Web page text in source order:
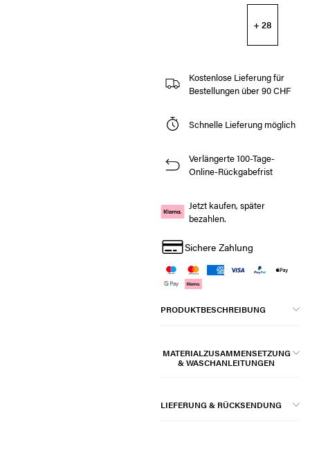
+ 28
Kostenlose Lieferung für
Bestellungen über 90 CHF
Schnelle Lieferung möglich
Verlängerte 100-Tage-
Online-Rückgabefrist
Jetzt kaufen, später
bezahlen.
Sichere Zahlung
PRODUKTBESCHREIBUNG
MATERIALZUSAMMENSETZUNG
& WASCHANLEITUNGEN
LIEFERUNG & RÜCKSENDUNG